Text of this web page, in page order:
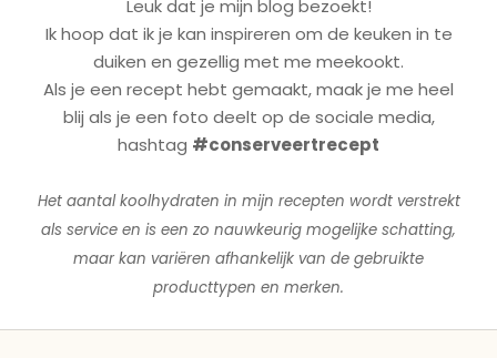
Leuk dat je mijn blog bezoekt!
Ik hoop dat ik je kan inspireren om de keuken in te
duiken en gezellig met me meekookt.
Als je een recept hebt gemaakt, maak je me heel
blij als je een foto deelt op de sociale media,
hashtag #conserveertrecept
Het aantal koolhydraten in mijn recepten wordt verstrekt
als service en is een zo nauwkeurig mogelijke schatting,
maar kan variëren afhankelijk van de gebruikte
producttypen en merken.